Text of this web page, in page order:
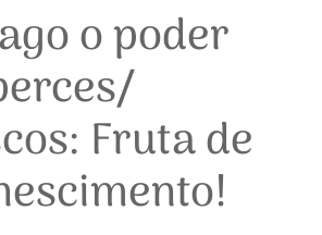
o poder
Fruta de